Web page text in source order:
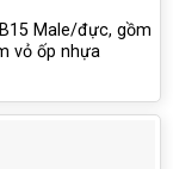
Male/đực, gồm
vỏ ốp nhựa